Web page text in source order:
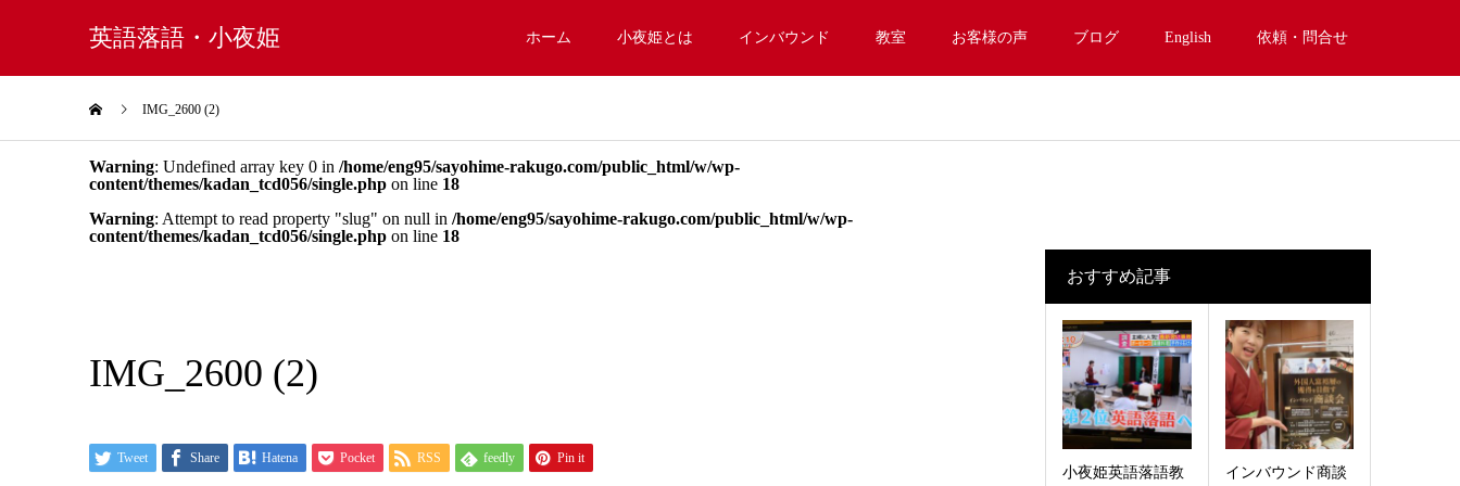
英語落語・小夜姫 ホーム 小夜姫とは インバウンド 教室 お客様の声 ブログ English 依頼・問合せ
IMG_2600 (2)
Warning: Undefined array key 0 in /home/eng95/sayohime-rakugo.com/public_html/w/wp-
content/themes/kadan_tcd056/single.php on line 18
Warning: Attempt to read property "slug" on null in /home/eng95/sayohime-rakugo.com/public_html/w/wp-
content/themes/kadan_tcd056/single.php on line 18
IMG_2600 (2)
Tweet Share Hatena Pocket RSS feedly Pin it
おすすめ記事
小夜姫英語落語教
インバウンド商談